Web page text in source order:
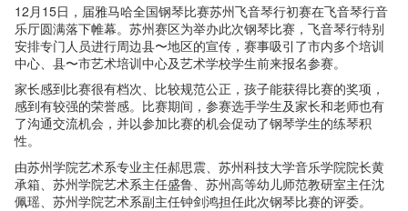
12月15日，届雅马哈全国钢琴比赛苏州飞音琴行初赛在飞音琴行音
乐厅圆满落下帷幕。苏州赛区为举办此次钢琴比赛，飞音琴行特别
安排专门人员进行周边县〜地区的宣传，赛事吸引了市内多个培训
中心、县〜市艺术培训中心及艺术学校学生前来报名参赛。
家长感到比赛很有档次、比较规范公正，孩子能获得比赛的奖项，
感到有较强的荣誉感。比赛期间，参赛选手学生及家长和老师也有
了沟通交流机会，并以参加比赛的机会促动了钢琴学生的练琴积
性。
由苏州学院艺术系专业主任郝思震、苏州科技大学音乐学院院长黄
承箱、苏州学院艺术系主任盛鲁、苏州高等幼儿师范教研室主任沈
佩瑶、苏州学院艺术系副主任钟剑鸿担任此次钢琴比赛的评委。